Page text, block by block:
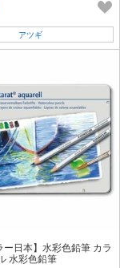
アツギ
ー日本】水彩色鉛筆 カラ
水彩色鉛筆